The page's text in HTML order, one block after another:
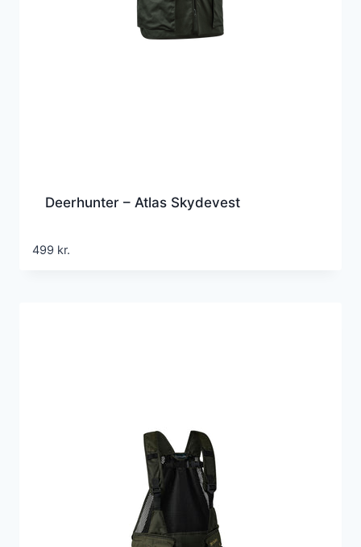
Deerhunter – Atlas Skydevest
499 kr.